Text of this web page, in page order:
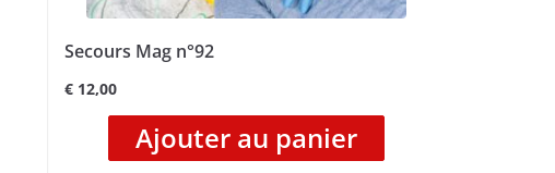
Secours Mag n°92
€ 12,00
Ajouter au panier